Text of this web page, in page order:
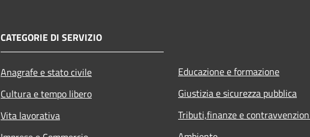
CATEGORIE DI SERVIZIO
Anagrafe e stato civile
Cultura e tempo libero
Vita lavorativa
Educazione e formazione
Giustizia e sicurezza pubblica
Tributi,finanze e